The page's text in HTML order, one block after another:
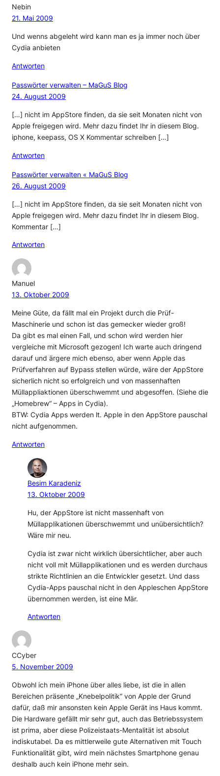
Nebin
21. Mai 2009
Und wenns abgeleht wird kann man es ja immer noch über
Cydia anbieten
Antworten
Passwörter verwalten – MaGuS Blog
24. August 2009
[…] nicht im AppStore finden, da sie seit Monaten nicht von
Apple freigegen wird. Mehr dazu findet Ihr in diesem Blog.
iphone, keepass, OS X Kommentar schreiben […]
Antworten
Passwörter verwalten « MaGuS Blog
26. August 2009
[…] nicht im AppStore finden, da sie seit Monaten nicht von
Apple freigegen wird. Mehr dazu findet Ihr in diesem Blog.
Kommentar […]
Antworten
Manuel
13. Oktober 2009
Meine Güte, da fällt mal ein Projekt durch die Prüf-
Maschinerie und schon ist das gemecker wieder groß!
Da gibt es mal einen Fall, und schon wird werden hier
vergleiche mit Microsoft gezogen! Ich warte auch dringend
darauf und ärgere mich ebenso, aber wenn Apple das
Prüfverfahren auf Bypass stellen würde, wäre der AppStore
sicherlich nicht so erfolgreich und von massenhaften
Müllappliaktionen überschwemmt und abgesoffen. (Siehe die
„Homebrew“ – Apps in Cydia).
BTW: Cydia Apps werden lt. Apple in den AppStore pauschal
nicht aufgenommen.
Antworten
Besim Karadeniz
13. Oktober 2009
Hu, der AppStore ist nicht massenhaft von
Müllapplikationen überschwemmt und unübersichtlich?
Wäre mir neu.
Cydia ist zwar nicht wirklich übersichtlicher, aber auch
nicht voll mit Müllapplikationen und es werden durchaus
strikte Richtlinien an die Entwickler gesetzt. Und dass
Cydia-Apps pauschal nicht in den Appleschen AppStore
übernommen werden, ist eine Mär.
Antworten
CCyber
5. November 2009
Obwohl ich mein iPhone über alles liebe, ist die in allen
Bereichen präsente „Knebelpolitik“ von Apple der Grund
dafür, daß mir ansonsten kein Apple Gerät ins Haus kommt.
Die Hardware gefällt mir sehr gut, auch das Betriebssystem
ist prima, aber diese Polizeistaats-Mentalität ist absolut
indiskutabel. Da es mittlerweile gute Alternativen mit Touch
Funktionalität gibt, wird mein nächstes Smartphone genau
deshalb auch kein iPhone mehr sein.